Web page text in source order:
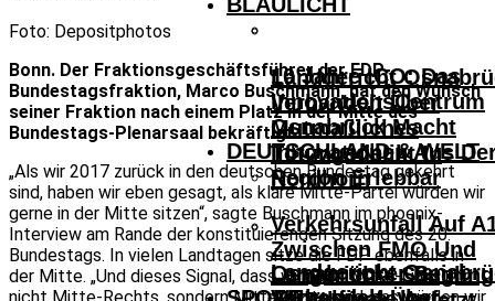
10 Jahre ICO: Das
InnovationsCentrum
Osnabrück Macht
Innovationen Aus
Region Erlebbar
Landgericht
Landgericht
Verhandelt Über
Mutmaßliches
Tötungsdelikt In
Nordhorn
Osnabrücker Beim
DEUTSCHLAND & WELT
Verkehrsunfall Auf
Zwischen FMO Und
Lengerich –
Foto: Depositphotos
Bonn. Der Fraktionsgeschäftsführer der FDP-
Bundestagsfraktion, Marco Buschmann, hat den Wunsch
seiner Fraktion nach einem Platz in der Mitte des
Bundestags-Plenarsaal bekräftigt.
„Als wir 2017 zurück in den deutschen Bundestag gekehrt
sind, haben wir eben gesagt, als klare Mitte-Partei würden wir
gerne in der Mitte sitzen“, sagte Buschmann im phoenix-
Interview am Rande der konstituierenden Sitzung des 20.
Bundestags. In vielen Landtagen sitze die FDP ebenfalls in
der Mitte. „Und dieses Signal, dass wir nicht Mitte-Links und
nicht Mitte-Rechts, sondern Mitte-Mitte sind, das würden wir